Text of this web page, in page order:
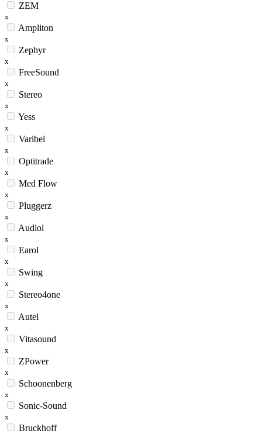
ZEM
x
Ampliton
x
Zephyr
x
FreeSound
x
Stereo
x
Yess
x
Varibel
x
Optitrade
x
Med Flow
x
Pluggerz
x
Audiol
x
Earol
x
Swing
x
Stereo4one
x
Autel
x
Vitasound
x
ZPower
x
Schoonenberg
x
Sonic-Sound
x
Bruckhoff